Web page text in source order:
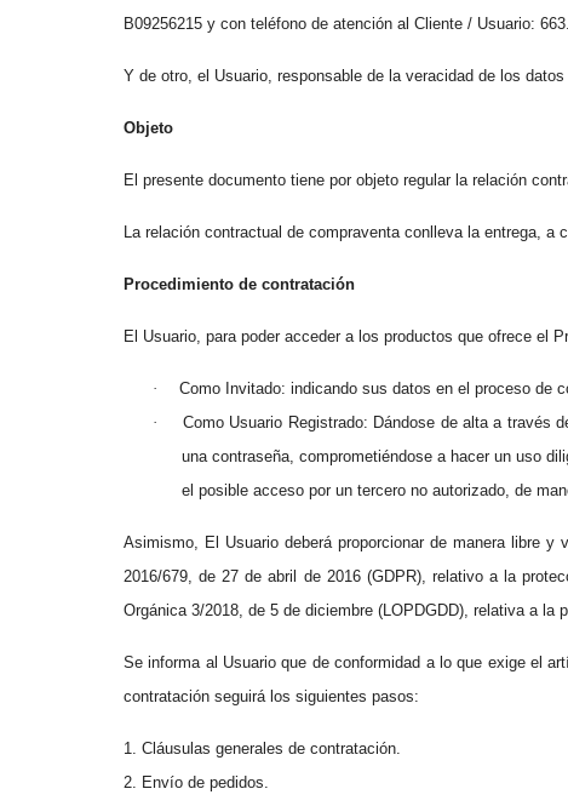
B09256215 y con teléfono de atención al Cliente / Usuario:
Y de otro, el Usuario, responsable de la veracidad de los
Objeto
El presente documento tiene por objeto regular la relación
La relación contractual de compraventa conlleva la entrega,
Procedimiento de contratación
El Usuario, para poder acceder a los productos que ofrece el
·
Como Invitado: indicando sus datos en el proceso de
·
Como Usuario Registrado: Dándose de alta a través
una contraseña, comprometiéndose a hacer un uso
el posible acceso por un tercero no autorizado, de
Asimismo, El Usuario deberá proporcionar de manera libre
2016/679, de 27 de abril de 2016 (GDPR), relativo a la
Orgánica 3/2018, de 5 de diciembre (LOPDGDD), relativa a
Se informa al Usuario que de conformidad a lo que exige el
contratación seguirá los siguientes pasos:
1. Cláusulas generales de contratación.
2. Envío de pedidos.